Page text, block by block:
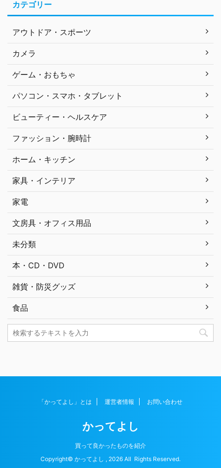
カテゴリー
アウトドア・スポーツ
カメラ
ゲーム・おもちゃ
パソコン・スマホ・タブレット
ビューティー・ヘルスケア
ファッション・腕時計
ホーム・キッチン
家具・インテリア
家電
文房具・オフィス用品
未分類
本・CD・DVD
雑貨・防災グッズ
食品
「かってよし」とは 運営者情報 お問い合わせ
かってよし
買って良かったものを紹介
Copyright© かってよし , 2026 All Rights Reserved.